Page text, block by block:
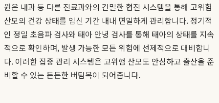
원은 내과 등 다른 진료과와의 긴밀한 협진 시스템을 통해 고위험
산모의 건강 상태를 임신 기간 내내 면밀하게 관리합니다. 정기적
인 정밀 초음파 검사와 태아 안녕 검사를 통해 태아의 상태를 지속
적으로 확인하며, 발생 가능한 모든 위험에 선제적으로 대비합니
다. 이러한 집중 관리 시스템은 고위험 산모도 안심하고 출산을 준
비할 수 있는 든든한 버팀목이 되어줍니다.